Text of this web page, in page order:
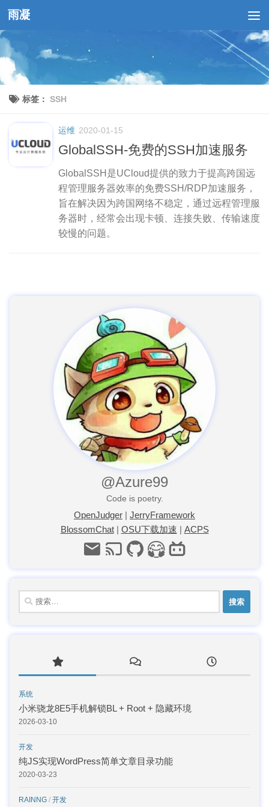
跳至内容
雨凝
标签： SSH
运维 2020-01-15
GlobalSSH-免费的SSH加速服务
GlobalSSH是UCloud提供的致力于提高跨国远
程管理服务器效率的免费SSH/RDP加速服务，
旨在解决因为跨国网络不稳定，通过远程管理服
务器时，经常会出现卡顿、连接失败、传输速度
较慢的问题。
@Azure99
Code is poetry.
OpenJudger | JerryFramework
BlossomChat| OSU下载加速 | ACPS
搜
索：
系统
小米骁龙8E5手机解锁BL + Root + 隐藏环境
2026-03-10
开发
纯JS实现WordPress简单文章目录功能
2020-03-23
RAINNG / 开发